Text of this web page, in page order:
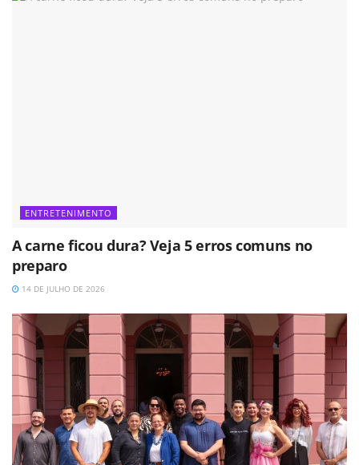
ENTRETENIMENTO
A carne ficou dura? Veja 5 erros comuns no
preparo
14 DE JULHO DE 2026